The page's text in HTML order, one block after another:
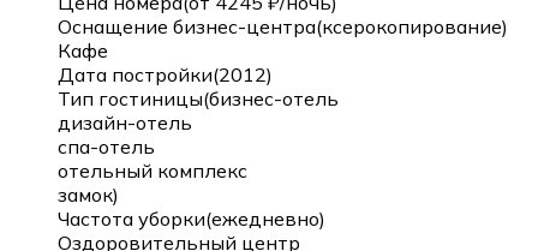
Оснащение бизнес-центра(ксерокопирование)
Кафе
Дата постройки(2012)
Тип гостиницы(бизнес-отель
дизайн-отель
спа-отель
отельный комплекс
замок)
Частота уборки(ежедневно)
Оздоровительный центр